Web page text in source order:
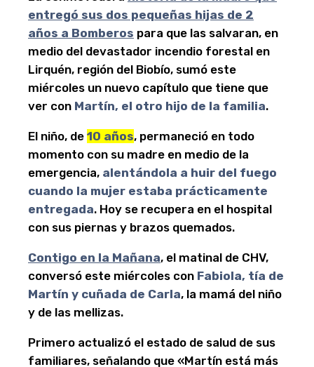
entregó sus dos pequeñas hijas de 2
años a Bomberos para que las salvaran, en
medio del devastador incendio forestal en
Lirquén, región del Biobío, sumó este
miércoles un nuevo capítulo que tiene que
ver con Martín, el otro hijo de la familia.
El niño, de 10 años, permaneció en todo
momento con su madre en medio de la
emergencia, alentándola a huir del fuego
cuando la mujer estaba prácticamente
entregada. Hoy se recupera en el hospital
con sus piernas y brazos quemados.
Contigo en la Mañana, el matinal de CHV,
conversó este miércoles con Fabiola, tía de
Martín y cuñada de Carla, la mamá del niño
y de las mellizas.
Primero actualizó el estado de salud de sus
familiares, señalando que «Martín está más